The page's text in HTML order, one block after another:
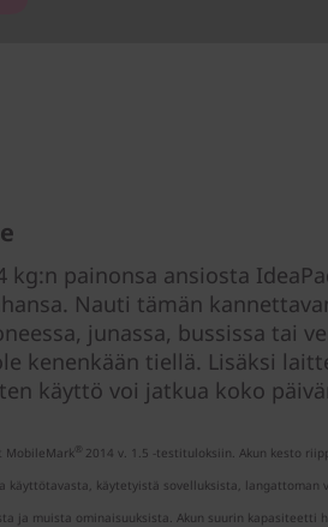
kg:n painonsa ansiosta
Nauti tämän
junassa, bussissa tai
kenenkään tiellä. Lisäksi
käyttö voi jatkua koko
MobileMark ® 2014 v. 1.5 -testituloksiin. Akun kesto
käytetyistä sovelluksista, langattoman
ja muista ominaisuuksista. Akun suurin kapasiteetti